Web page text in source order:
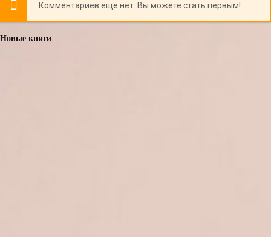
Комментариев еще нет. Вы можете стать первым!
Новые книги